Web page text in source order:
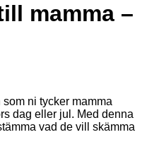
mamma –
ni tycker mamma
dag eller jul. Med denna
vad de vill skämma